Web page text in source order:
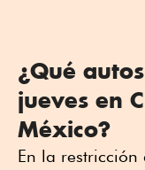
¿Qué
jueves en
México?
En la